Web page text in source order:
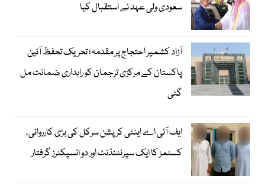
سعودی ولی عہد نے استقبال کیا
آزاد کشمیر احتجاج پر مقدمہ؛ تحریک تحفظ آئین
پاکستان کے مرکزی ترجمان کو راہداری ضمانت مل
گئی
ایف آئی اے اینٹی کرپشن سرکل کی بڑی کارروائی،
کسٹمز کا ایک سپرنٹنڈنٹ اور دو انسپکٹرز گرفتار